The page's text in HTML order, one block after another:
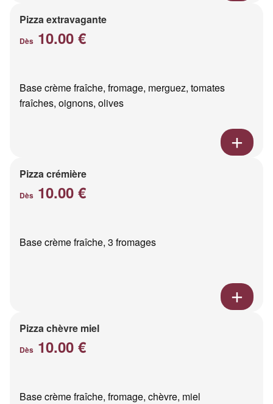
Pizza extravagante
Dès 10.00 €
Base crème fraîche, fromage, merguez, tomates
fraîches, oignons, olives
Pizza crémière
Dès 10.00 €
Base crème fraîche, 3 fromages
Pizza chèvre miel
Dès 10.00 €
Base crème fraîche, fromage, chèvre, miel